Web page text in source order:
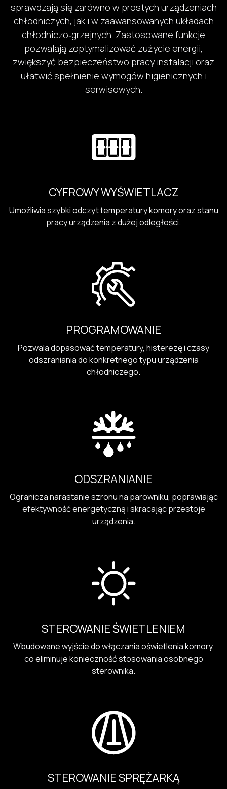
sprawdzają się zarówno w prostych urządzeniach
chłodniczych, jak i w zaawansowanych układach
chłodniczo‑grzejnych. Zastosowane funkcje
pozwalają zoptymalizować zużycie energii,
zwiększyć bezpieczeństwo pracy instalacji oraz
ułatwić spełnienie wymogów higienicznych i
serwisowych.
CYFROWY WYŚWIETLACZ
Umożliwia szybki odczyt temperatury komory oraz stanu
pracy urządzenia z dużej odległości.
PROGRAMOWANIE
Pozwala dopasować temperatury, histerezę i czasy
odszraniania do konkretnego typu urządzenia
chłodniczego.
ODSZRANIANIE
Ogranicza narastanie szronu na parowniku, poprawiając
efektywność energetyczną i skracając przestoje
urządzenia.
STEROWANIE ŚWIETLENIEM
Wbudowane wyjście do włączania oświetlenia komory,
co eliminuje konieczność stosowania osobnego
sterownika.
STEROWANIE SPRĘŻARKĄ